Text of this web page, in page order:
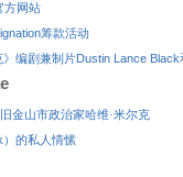
方网站
筹款活动
编剧兼制片Dustin Lance
金山市政治家哈维·米尔克
）的私人情愫